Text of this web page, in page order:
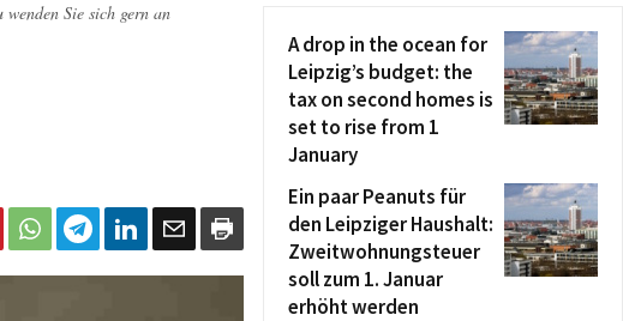
Sie sich gern an
A drop in the ocean for
Leipzig’s budget: the
tax on second homes is
set to rise from 1
January
Ein paar Peanuts für
den Leipziger Haushalt:
Zweitwohnungsteuer
soll zum 1. Januar
erhöht werden